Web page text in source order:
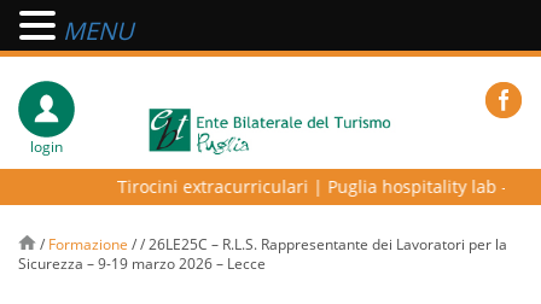
login
Tirocini extracurriculari| Puglia hospitality lab –
/ Formazione //26LE25C – R.L.S. Rappresentante dei Lavoratori per la
Sicurezza – 9-19 marzo 2026 – Lecce
MENU